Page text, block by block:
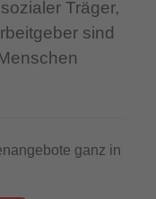
Träger,
sind
ganz in